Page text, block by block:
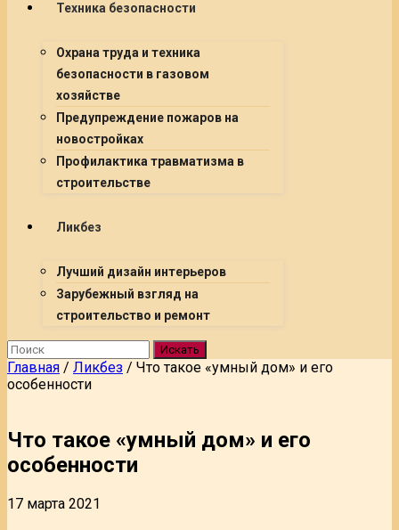
Техника безопасности
Охрана труда и техника
безопасности в газовом
хозяйстве
Предупреждение пожаров на
новостройках
Профилактика травматизма в
строительстве
Ликбез
Лучший дизайн интерьеров
Зарубежный взгляд на
строительство и ремонт
Искать
Главная / Ликбез / Что такое «умный дом» и его
особенности
Что такое «умный дом» и его
особенности
17 марта 2021